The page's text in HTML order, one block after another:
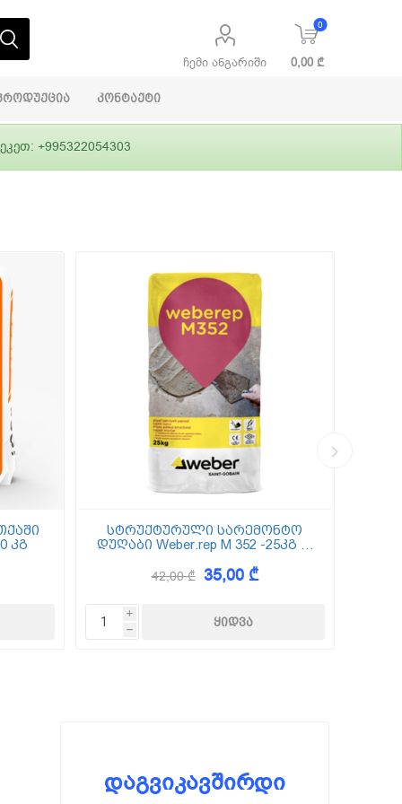
ჩემი ანგარიში
0
0,00 ₾
ფასადები
გრუნტები,
ჰიდროიზოლაცია
ლითონი
სამშენებლო
დანადგარები
კონტაქტი
+995322054303
კგ
სტრუქტურული სარემონტო
დუღაბი Weber.rep M 352 -25კგ (5
42,00 ₾ 35,00 ₾
i
h
დაგვიკავშირდი